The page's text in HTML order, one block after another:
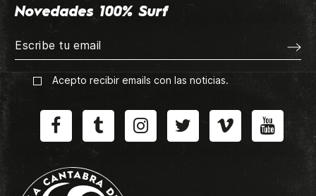
Novedades 100% Surf
Acepto recibir emails con las noticias.